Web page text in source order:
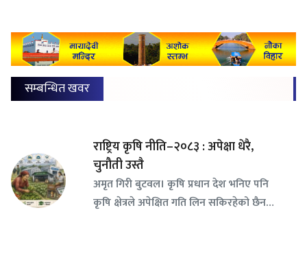
सम्बन्धित खवर
राष्ट्रिय कृषि नीति–२०८३ : अपेक्षा धेरै,
चुनौती उस्तै
अमृत गिरी बुटवल। कृषि प्रधान देश भनिए पनि
कृषि क्षेत्रले अपेक्षित गति लिन सकिरहेको छैन…